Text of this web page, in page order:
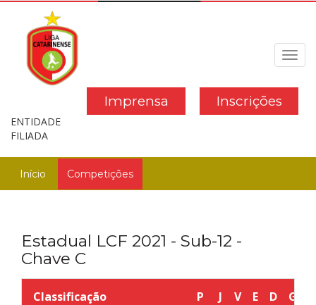
Inscrições
Imprensa
ENTIDADE
FILIADA
Início Competições
Estadual LCF 2021 - Sub-12 -
Chave C
Classificação P J V E D GP